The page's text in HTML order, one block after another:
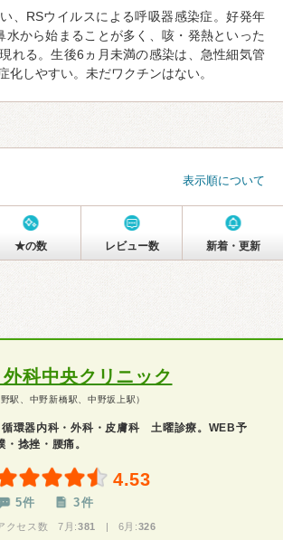
、RSウイルスによる呼吸器感染症。好発年
水から始まることが多く、咳・発熱といった
れる。生後6ヵ月未満の感染は、急性細気管
化しやすい。未だワクチンはない。
表示順について
★の数 レビュー数 新着・更新
科中央クリニック
駅、中野新橋駅、中野坂上駅）
環器内科・外科・皮膚科 土曜診療。WEB予
捻挫・腰痛。
4.53
5件 3件
クセス数 7月:381 | 6月:326